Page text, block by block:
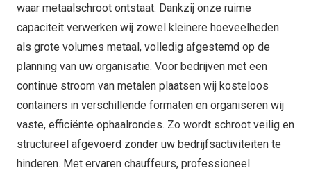
waar metaalschroot ontstaat. Dankzij onze ruime
capaciteit verwerken wij zowel kleinere hoeveelheden
als grote volumes metaal, volledig afgestemd op de
planning van uw organisatie. Voor bedrijven met een
continue stroom van metalen plaatsen wij kosteloos
containers in verschillende formaten en organiseren wij
vaste, efficiënte ophaalrondes. Zo wordt schroot veilig en
structureel afgevoerd zonder uw bedrijfsactiviteiten te
hinderen. Met ervaren chauffeurs, professioneel